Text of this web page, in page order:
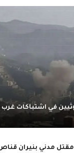
مقتل مدني بنيران